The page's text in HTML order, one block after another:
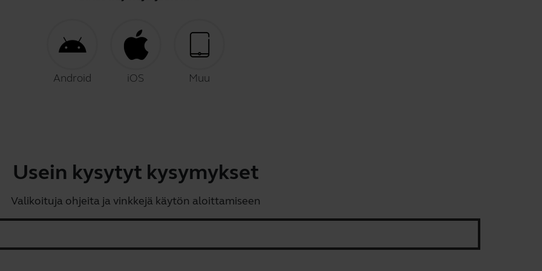
Android iOS Muu
Usein kysytyt kysymykset
Valikoituja ohjeita ja vinkkejä käytön aloittamiseen